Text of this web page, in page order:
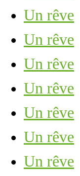
Un rêve
Un rêve
Un rêve
Un rêve
Un rêve
Un rêve
Un rêve